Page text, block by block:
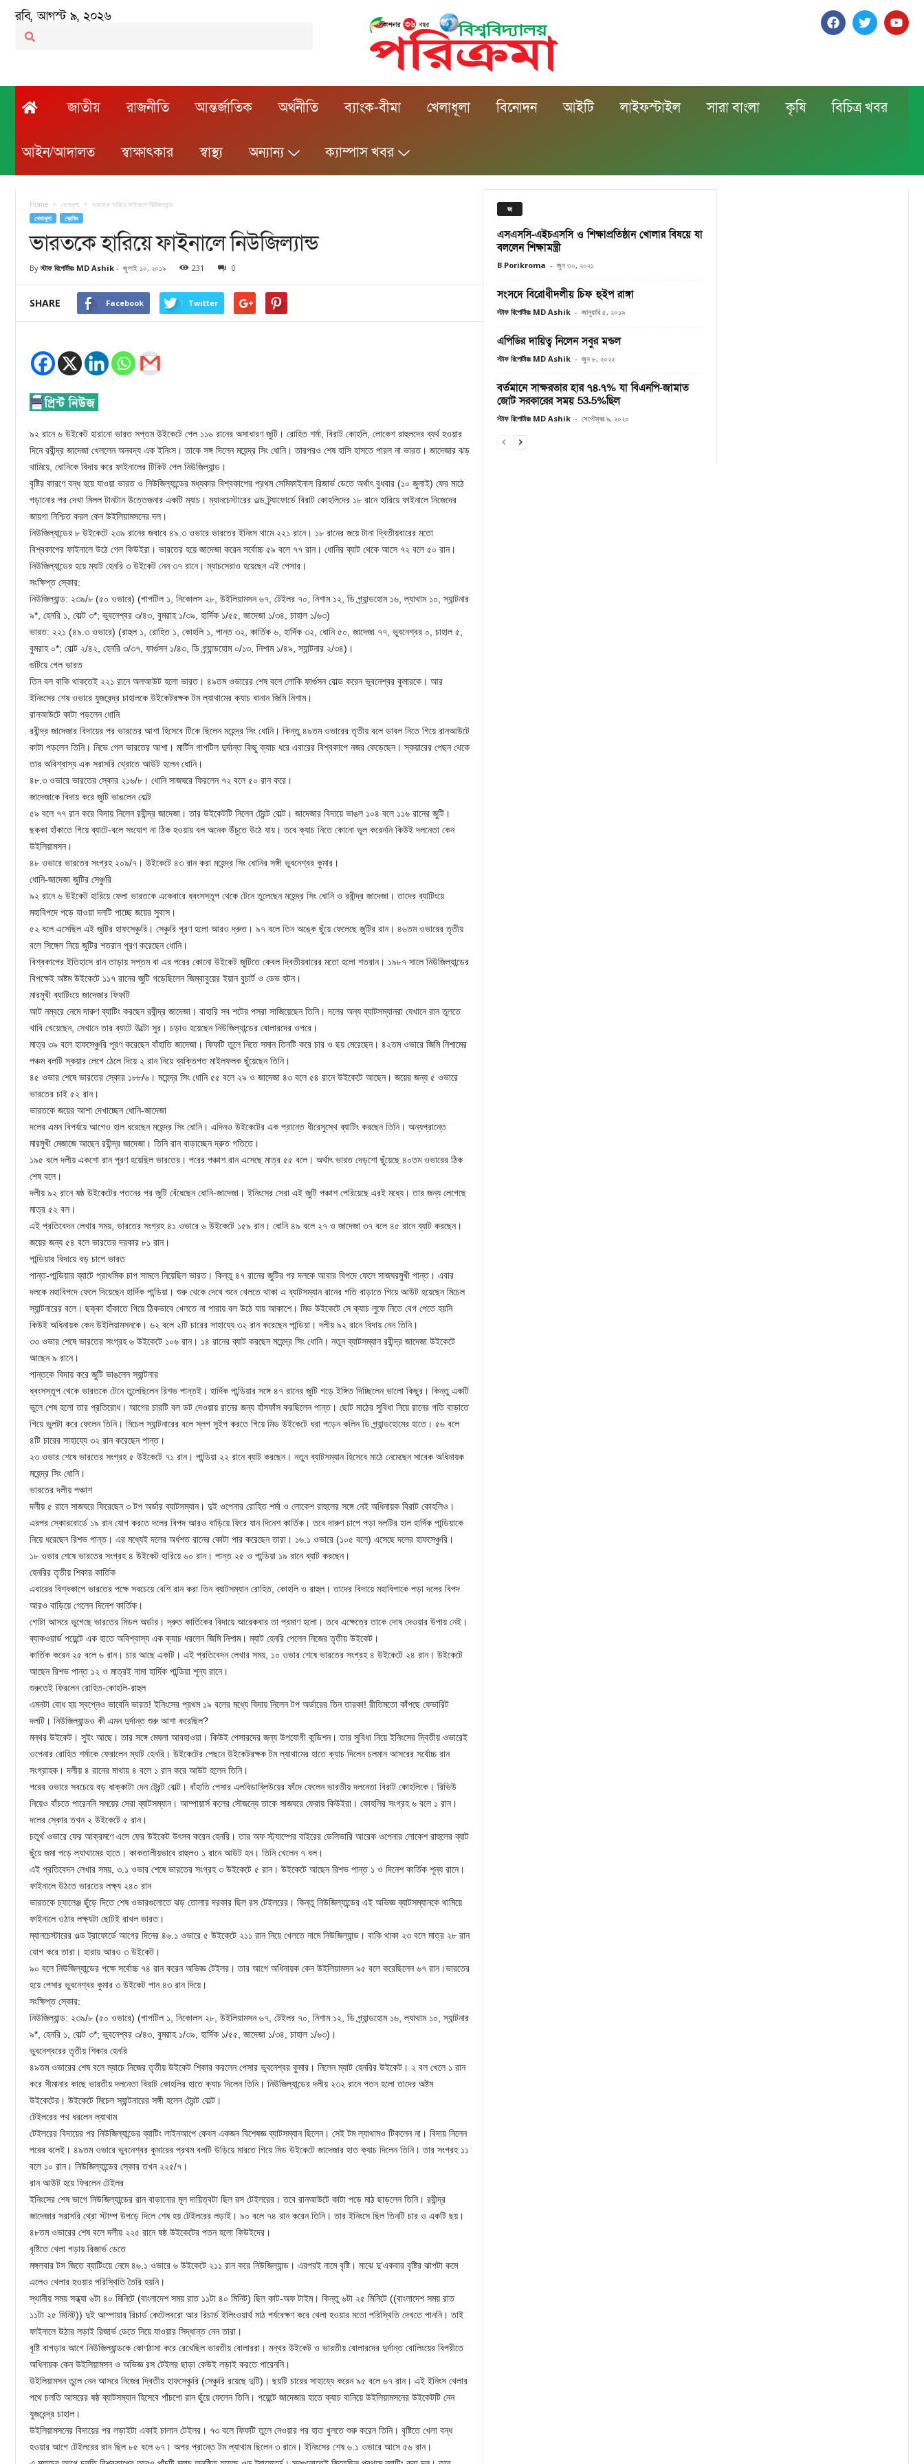
রবি, আগস্ট ৯, ২০২৬
জাতীয় রাজনীতি আন্তর্জাতিক অর্থনীতি ব্যাংক-বীমা খেলাধূলা বিনোদন আইটি লাইফস্টাইল সারা বাংলা কৃষি বিচিত্র খবর
আইন/আদালত স্বাক্ষাৎকার স্বাস্থ্য অন্যান্য ক্যাম্পাস খবর
Home খেলাধূলা ভারতকে হারিয়ে ফাইনালে নিউজিল্যান্ড
খেলাধূলা ব্রেকিং
ভারতকে হারিয়ে ফাইনালে নিউজিল্যান্ড
By স্টাফ রিপোর্টারঃ MD Ashik - জুলাই ১০, ২০১৯ 231 0
SHARE Facebook Twitter
৯২ রানে ৬ উইকেট হারানো ভারত সপ্তম উইকেটে পেল ১১৬ রানের অসাধারণ জুটি। রোহিত শর্মা, বিরাট কোহলি, লোকেশ রাহুলদের ব্যর্থ হওয়ার
দিনে রবীন্দ্র জাদেজা খেললেন অনবদ্য এক ইনিংস। তাকে সঙ্গ দিলেন মহেন্দ্র সিং ধোনি। তারপরও শেষ হাসি হাসতে পারল না ভারত। জাদেজার ঝড়
থামিয়ে, ধোনিকে বিদায় করে ফাইনালের টিকিট পেল নিউজিল্যান্ড।
বৃষ্টির কারণে বন্ধ হয়ে যাওয়া ভারত ও নিউজিল্যান্ডের মধ্যকার বিশ্বকাপের প্রথম সেমিফাইনাল রিজার্ভ ডেতে অর্থাৎ বুধবার (১০ জুলাই) ফের মাঠে
গড়ানোর পর দেখা মিলল টানটান উত্তেজনার একটি ম্যাচ। ম্যানচেস্টারের ওল্ড ট্র্যাফোর্ডে বিরাট কোহলিদের ১৮ রানে হারিয়ে ফাইনালে নিজেদের
জায়গা নিশ্চিত করল কেন উইলিয়ামসনের দল।
নিউজিল্যান্ডের ৮ উইকেটে ২৩৯ রানের জবাবে ৪৯.৩ ওভারে ভারতের ইনিংস থামে ২২১ রানে। ১৮ রানের জয়ে টানা দ্বিতীয়বারের মতো
বিশ্বকাপের ফাইনালে উঠে গেল কিউইরা। ভারতের হয়ে জাদেজা করেন সর্বোচ্চ ৫৯ বলে ৭৭ রান। ধোনির ব্যাট থেকে আসে ৭২ বলে ৫০ রান।
নিউজিল্যান্ডের হয়ে ম্যাট হেনরি ৩ উইকেট নেন ৩৭ রানে। ম্যাচসেরাও হয়েছেন এই পেসার।
সংক্ষিপ্ত স্কোর:
নিউজিল্যান্ড: ২৩৯/৮ (৫০ ওভারে) (গাপটিল ১, নিকোলস ২৮, উইলিয়ামসন ৬৭, টেইলর ৭০, নিশাম ১২, ডি গ্র্যান্ডহোম ১৬, ল্যাথাম ১০, স্যান্টনার
৯*, হেনরি ১, বোল্ট ৩*; ভুবনেশ্বর ৩/৪৩, বুমরাহ ১/৩৯, হার্দিক ১/৫৫, জাদেজা ১/৩৪, চাহাল ১/৬৩)
ভারত: ২২১ (৪৯.৩ ওভারে) (রাহুল ১, রোহিত ১, কোহলি ১, পান্ত ৩২, কার্তিক ৬, হার্দিক ৩২, ধোনি ৫০, জাদেজা ৭৭, ভুবনেশ্বর ০, চাহাল ৫,
বুমরাহ ০*; বোল্ট ২/৪২, হেনরি ৩/৩৭, ফার্গুসন ১/৪৩, ডি গ্র্যান্ডহোম ০/১৩, নিশাম ১/৪৯, স্যান্টনার ২/৩৪)।
গুটিয়ে গেল ভারত
তিন বল বাকি থাকতেই ২২১ রানে অলআউট হলো ভারত। ৪৯তম ওভারের শেষ বলে লোকি ফার্গুসন বোল্ড করেন ভুবনেশ্বর কুমারকে। আর
ইনিংসের শেষ ওভারে যুজবেন্দ্র চাহালকে উইকেটরক্ষক টম ল্যাথামের ক্যাচ বানান জিমি নিশাম।
রানআউটে কাটা পড়লেন ধোনি
রবীন্দ্র জাদেজার বিদায়ের পর ভারতের আশা হিসেবে টিকে ছিলেন মহেন্দ্র সিং ধোনি। কিন্তু ৪৯তম ওভারের তৃতীয় বলে ডাবল নিতে গিয়ে রানআউটে
কাটা পড়লেন তিনি। নিভে গেল ভারতের আশা। মার্টিন গাপটিল দুর্দান্ত কিছু ক্যাচ ধরে এবারের বিশ্বকাপে নজর কেড়েছেন। স্কয়ারের পেছন থেকে
তার অবিশ্বাস্য এক সরাসরি থ্রোতে আউট হলেন ধোনি।
৪৮.৩ ওভারে ভারতের স্কোর ২১৬/৮। ধোনি সাজঘরে ফিরলেন ৭২ বলে ৫০ রান করে।
জাদেজাকে বিদায় করে জুটি ভাঙলেন বোল্ট
৫৯ বলে ৭৭ রান করে বিদায় নিলেন রবীন্দ্র জাদেজা। তার উইকেটটি নিলেন ট্রেন্ট বোল্ট। জাদেজার বিদায়ে ভাঙল ১০৪ বলে ১১৬ রানের জুটি।
ছক্কা হাঁকাতে গিয়ে ব্যাটে-বলে সংযোগ না ঠিক হওয়ায় বল অনেক উঁচুতে উঠে যায়। তবে ক্যাচ নিতে কোনো ভুল করেননি কিউই দলনেতা কেন
উইলিয়ামসন।
৪৮ ওভারে ভারতের সংগ্রহ ২০৯/৭। উইকেটে ৪৩ রান করা মহেন্দ্র সিং ধোনির সঙ্গী ভুবনেশ্বর কুমার।
ধোনি-জাদেজা জুটির সেঞ্চুরি
৯২ রানে ৬ উইকেট হারিয়ে ফেলা ভারতকে একেবারে ধ্বংসস্তূপ থেকে টেনে তুলেছেন মহেন্দ্র সিং ধোনি ও রবীন্দ্র জাদেজা। তাদের ব্যাটিংয়ে
মহাবিপদে পড়ে যাওয়া দলটি পাচ্ছে জয়ের সুবাস।
৫২ বলে এসেছিল এই জুটির হাফসেঞ্চুরি। সেঞ্চুরি পূরণ হলো আরও দ্রুত। ৯৭ বলে তিন অঙ্কে ছুঁয়ে ফেলেছে জুটির রান। ৪৬তম ওভারের তৃতীয়
বলে সিঙ্গেল নিয়ে জুটির শতরান পূরণ করেছেন ধোনি।
বিশ্বকাপের ইতিহাসে রান তাড়ায় সপ্তম বা এর পরের কোনো উইকেট জুটিতে কেবল দ্বিতীয়বারের মতো হলো শতরান। ১৯৮৭ সালে নিউজিল্যান্ডের
বিপক্ষেই অষ্টম উইকেটে ১১৭ রানের জুটি গড়েছিলেন জিম্বাবুয়ের ইয়ান বুচার্ট ও ডেভ হটন।
মারমুখী ব্যাটিংয়ে জাদেজার ফিফটি
আট নম্বরে নেমে দারুণ ব্যাটিং করছেন রবীন্দ্র জাদেজা। বাহারি সব শটের পসরা সাজিয়েছেন তিনি। দলের অন্য ব্যাটসম্যানরা যেখানে রান তুলতে
খাবি খেয়েছেন, সেখানে তার ব্যাটে উল্টো সুর। চড়াও হয়েছেন নিউজিল্যান্ডের বোলারদের ওপরে।
মাত্র ৩৯ বলে হাফসেঞ্চুরি পূরণ করেছেন বাঁহাতি জাদেজা। ফিফটি তুলে নিতে সমান তিনটি করে চার ও ছয় মেরেছেন। ৪২তম ওভারে জিমি নিশামের
পঞ্চম বলটি স্কয়ার লেগে ঠেলে দিয়ে ২ রান নিয়ে ব্যক্তিগত মাইলফলক ছুঁয়েছেন তিনি।
৪৫ ওভার শেষে ভারতের স্কোর ১৮৮/৬। মহেন্দ্র সিং ধোনি ৫৫ বলে ২৯ ও জাদেজা ৪৩ বলে ৫৪ রানে উইকেটে আছেন। জয়ের জন্য ৫ ওভারে
ভারতের চাই ৫২ রান।
ভারতকে জয়ের আশা দেখাচ্ছেন ধোনি-জাদেজা
দলের এমন বিপর্যয়ে আগেও হাল ধরেছেন মহেন্দ্র সিং ধোনি। এদিনও উইকেটের এক প্রান্তে ধীরেসুস্থে ব্যাটিং করছেন তিনি। অন্যপ্রান্তে
মারমুখী মেজাজে আছেন রবীন্দ্র জাদেজা। তিনি রান বাড়াচ্ছেন দ্রুত গতিতে।
১৯৫ বলে দলীয় একশো রান পূরণ হয়েছিল ভারতের। পরের পঞ্চাশ রান এসেছে মাত্র ৫৫ বলে। অর্থাৎ ভারত দেড়শো ছুঁয়েছে ৪০তম ওভারের ঠিক
শেষ বলে।
দলীয় ৯২ রানে ষষ্ঠ উইকেটের পতনের পর জুটি বেঁধেছেন ধোনি-জাদেজা। ইনিংসের সেরা এই জুটি পঞ্চাশ পেরিয়েছে এরই মধ্যে। তার জন্য লেগেছে
মাত্র ৫২ বল।
এই প্রতিবেদন লেখার সময়, ভারতের সংগ্রহ ৪১ ওভারে ৬ উইকেটে ১৫৯ রান। ধোনি ৪৯ বলে ২৭ ও জাদেজা ৩৭ বলে ৪৫ রানে ব্যাট করছেন।
জয়ের জন্য ৫৪ বলে ভারতের দরকার ৮১ রান।
পান্ডিয়ার বিদায়ে বড় চাপে ভারত
পান্ত-পান্ডিয়ার ব্যাটে প্রাথমিক চাপ সামলে নিয়েছিল ভারত। কিন্তু ৪৭ রানের জুটির পর দলকে আবার বিপদে ফেলে সাজঘরমুখী পান্ত। এবার
দলকে মহাবিপদে ফেলে দিয়েছেন হার্দিক পান্ডিয়া। শুরু থেকে দেখে শুনে খেলতে থাকা এ ব্যাটসম্যান রানের গতি বাড়াতে গিয়ে আউট হয়েছেন মিচেল
স্যান্টনারের বলে। ছক্কা হাঁকাতে গিয়ে ঠিকভাবে খেলতে না পারায় বল উঠে যায় আকাশে। মিড উইকেটে সে ক্যাচ লুফে নিতে বেগ পেতে হয়নি
কিউই অধিনায়ক কেন উইলিয়ামসনকে। ৬২ বলে ২টি চারের সাহায্যে ৩২ রান করেছেন পান্ডিয়া। দলীয় ৯২ রানে বিদায় নেন তিনি।
৩৩ ওভার শেষে ভারতের সংগ্রহ ৬ উইকেটে ১০৬ রান। ১৪ রানের ব্যাট করছেন মহেন্দ্র সিং ধোনি। নতুন ব্যাটসম্যান রবীন্দ্র জাদেজা উইকেটে
আছেন ৯ রানে।
পান্তকে বিদায় করে জুটি ভাঙলেন স্যান্টনার
ধ্বংসস্তূপ থেকে ভারতকে টেনে তুলেছিলেন রিশভ পান্তই। হার্দিক পান্ডিয়ার সঙ্গে ৪৭ রানের জুটি গড়ে ইঙ্গিত দিচ্ছিলেন ভালো কিছুর। কিন্তু একটি
ভুলে শেষ হলো তার প্রতিরোধ। আগের চারটি বল ডট দেওয়ায় রানের জন্য হাঁসফাঁস করছিলেন পান্ত। ছোট মাঠের সুবিধা নিয়ে রানের গতি বাড়াতে
গিয়ে ভুলটা করে ফেলেন তিনি। মিচেল স্যান্টনারের বলে স্লগ সুইপ করতে গিয়ে মিড উইকেটে ধরা পড়েন কলিন ডি গ্র্যান্ডহোমের হাতে। ৫৬ বলে
৪টি চারের সাহায্যে ৩২ রান করেছেন পান্ত।
২৩ ওভার শেষে ভারতের সংগ্রহ ৫ উইকেটে ৭১ রান। পান্ডিয়া ২২ রানে ব্যাট করছেন। নতুন ব্যাটসম্যান হিসেবে মাঠে নেমেছেন সাবেক অধিনায়ক
মহেন্দ্র সিং ধোনি।
ভারতের দলীয় পঞ্চাশ
দলীয় ৫ রানে সাজঘরে ফিরেছেন ৩ টপ অর্ডার ব্যাটসম্যান। দুই ওপেনার রোহিত শর্মা ও লোকেশ রাহুলের সঙ্গে নেই অধিনায়ক বিরাট কোহলিও।
এরপর স্কোরবোর্ডে ১৯ রান যোগ করতে দলের বিপদ আরও বাড়িয়ে ফিরে যান দিনেশ কার্তিক। তবে দারুণ চাপে পড়া দলটির হাল হার্দিক পান্ডিয়াকে
নিয়ে ধরেছেন রিশভ পান্ত। এর মধ্যেই দলের অর্ধশত রানের কোটা পার করেছেন তারা। ১৬.১ ওভারে (১০৫ বলে) এসেছে দলের হাফসেঞ্চুরি।
১৮ ওভার শেষে ভারতের সংগ্রহ ৪ উইকেট হারিয়ে ৬০ রান। পান্ত ২৫ ও পান্ডিয়া ১৯ রানে ব্যাট করছেন।
হেনরির তৃতীয় শিকার কার্তিক
এবারের বিশ্বকাপে ভারতের পক্ষে সবচেয়ে বেশি রান করা তিন ব্যাটসম্যান রোহিত, কোহলি ও রাহুল। তাদের বিদায়ে মহাবিপাকে পড়া দলের বিপদ
আরও বাড়িয়ে গেলেন দিনেশ কার্তিক।
গোটা আসরে ভুগেছে ভারতের মিডল অর্ডার। দ্রুত কার্তিকের বিদায়ে আরেকবার তা প্রমাণ হলো। তবে এক্ষেত্রে তাকে দোষ দেওয়ার উপায় নেই।
ব্যাকওয়ার্ড পয়েন্টে এক হাতে অবিশ্বাস্য এক ক্যাচ ধরলেন জিমি নিশাম। ম্যাট হেনরি পেলেন নিজের তৃতীয় উইকেট।
কার্তিক করেন ২৫ বলে ৬ রান। চার আছে একটি। এই প্রতিবেদন লেখার সময়, ১০ ওভার শেষে ভারতের সংগ্রহ ৪ উইকেটে ২৪ রান। উইকেটে
আছেন রিশভ পান্ত ১২ ও মাত্রই নামা হার্দিক পান্ডিয়া শূন্য রানে।
শুরুতেই ফিরলেন রোহিত-কোহলি-রাহুল
এমনটা বোধ হয় স্বপ্নেও ভাবেনি ভারত! ইনিংসের প্রথম ১৯ বলের মধ্যে বিদায় নিলেন টপ অর্ডারের তিন তারকা! রীতিমতো কাঁপছে ফেভারিট
দলটি। নিউজিল্যান্ডও কী এমন দুর্দান্ত শুরু আশা করেছিল?
মন্থর উইকেট। সুইং আছে। তার সঙ্গে মেঘলা আবহাওয়া। কিউই পেসারদের জন্য উপযোগী কন্ডিশন। তার সুবিধা নিয়ে ইনিংসের দ্বিতীয় ওভারেই
ওপেনার রোহিত শর্মাকে ফেরালেন ম্যাট হেনরি। উইকেটের পেছনে উইকেটরক্ষক টম ল্যাথামের হাতে ক্যাচ দিলেন চলমান আসরের সর্বোচ্চ রান
সংগ্রাহক। দলীয় ৪ রানের মাথায় ৪ বলে ১ রান করে আউট হলেন তিনি।
পরের ওভারে সবচেয়ে বড় ধাক্কাটা দেন ট্রেন্ট বোল্ট। বাঁহাতি পেসার এলবিডাব্লিউয়ের ফাঁদে ফেলেন ভারতীয় দলনেতা বিরাট কোহলিকে। রিভিউ
নিয়েও বাঁচতে পারেননি সময়ের সেরা ব্যাটসম্যান। আম্পায়ার্স কলের সৌজন্যে তাকে সাজঘরে ফেরায় কিউইরা। কোহলির সংগ্রহ ৬ বলে ১ রান।
দলের স্কোর তখন ২ উইকেটে ৫ রান।
চতুর্থ ওভারে ফের আক্রমণে এসে ফের উইকেট উৎসব করেন হেনরি। তার অফ স্ট্যাম্পের বাইরের ডেলিভারি আরেক ওপেনার লোকেশ রাহুলের ব্যাট
ছুঁয়ে জমা পড়ে ল্যাথামের হাতে। কাকতালীয়ভাবে রাহুলও ১ রানে আউট হন। তিনি খেলেন ৭ বল।
এই প্রতিবেদন লেখার সময়, ৩.১ ওভার শেষে ভারতের সংগ্রহ ৩ উইকেটে ৫ রান। উইকেটে আছেন রিশভ পান্ত ১ ও দিনেশ কার্তিক শূন্য রানে।
ফাইনালে উঠতে ভারতের লক্ষ্য ২৪০ রান
ভারতকে চ্যালেঞ্জ ছুঁড়ে দিতে শেষ ওভারগুলোতে ঝড় তোলার দরকার ছিল রস টেইলরের। কিন্তু নিউজিল্যান্ডের এই অভিজ্ঞ ব্যাটসম্যানকে থামিয়ে
ফাইনালে ওঠার লক্ষ্যটা ছোটই রাখল ভারত।
ম্যানচেস্টারের ওল্ড ট্রাফোর্ডে আগের দিনের ৪৬.১ ওভারে ৫ উইকেটে ২১১ রান নিয়ে খেলতে নামে নিউজিল্যান্ড। বাকি থাকা ২৩ বলে মাত্র ২৮ রান
যোগ করে তারা। হারায় আরও ৩ উইকেট।
৯০ বলে নিউজিল্যান্ডের পক্ষে সর্বোচ্চ ৭৪ রান করেন অভিজ্ঞ টেইলর। তার আগে অধিনায়ক কেন উইলিয়ামসন ৯৫ বলে করেছিলেন ৬৭ রান।ভারতের
হয়ে পেসার ভুবনেশ্বর কুমার ৩ উইকেট পান ৪৩ রান দিয়ে।
সংক্ষিপ্ত স্কোর:
নিউজিল্যান্ড: ২৩৯/৮ (৫০ ওভারে) (গাপটিল ১, নিকোলস ২৮, উইলিয়ামসন ৬৭, টেইলর ৭০, নিশাম ১২, ডি গ্র্যান্ডহোম ১৬, ল্যাথাম ১০, স্যান্টনার
৯*, হেনরি ১, বোল্ট ৩*; ভুবনেশ্বর ৩/৪৩, বুমরাহ ১/৩৯, হার্দিক ১/৫৫, জাদেজা ১/৩৪, চাহাল ১/৬৩)।
ভুবনেশ্বরের তৃতীয় শিকার হেনরি
৪৯তম ওভারের শেষ বলে ম্যাচে নিজের তৃতীয় উইকেট শিকার করলেন পেসার ভুবনেশ্বর কুমার। নিলেন ম্যাট হেনরির উইকেট। ২ বল খেলে ১ রান
করে সীমানার কাছে ভারতীয় দলনেতা বিরাট কোহলির হাতে ক্যাচ দিলেন তিনি। নিউজিল্যান্ডের দলীয় ২৩২ রানে পতন হলো তাদের অষ্টম
উইকেটের। উইকেটে মিচেল স্যান্টনারের সঙ্গী হলেন ট্রেন্ট বোল্ট।
টেইলরের পথ ধরলেন ল্যাথাম
টেইলরের বিদায়ের পর নিউজিল্যান্ডের ব্যাটিং লাইনআপে কেবল একজন বিশেষজ্ঞ ব্যাটসম্যান ছিলেন। সেই টম ল্যাথামও টিকলেন না। বিদায় নিলেন
পরের বলেই। ৪৯তম ওভারে ভুবনেশ্বর কুমারের প্রথম বলটি উড়িয়ে মারতে গিয়ে মিড উইকেটে জাদেজার হাত ক্যাচ দিলেন তিনি। তার সংগ্রহ ১১
বলে ১০ রান। নিউজিল্যান্ডের স্কোর তখন ২২৫/৭।
রান আউট হয়ে ফিরলেন টেইলর
ইনিংসের শেষ ভাগে নিউজিল্যান্ডের রান বাড়ানোর মূল দায়িত্বটা ছিল রস টেইলরের। তবে রানআউটে কাটা পড়ে মাঠ ছাড়লেন তিনি। রবীন্দ্র
জাদেজার সরাসরি থ্রো স্টাম্প উপড়ে দিলে শেষ হয় টেইলরের লড়াই। ৯০ বলে ৭৪ রান করেন তিনি। তার ইনিংসে ছিল তিনটি চার ও একটি ছয়।
৪৮তম ওভারের শেষ বলে দলীয় ২২৫ রানে ষষ্ঠ উইকেটের পতন হলো কিউইদের।
বৃষ্টিতে খেলা গড়ায় রিজার্ভ ডেতে
মঙ্গলবার টস জিতে ব্যাটিংয়ে নেমে ৪৬.১ ওভারে ৬ উইকেটে ২১১ রান করে নিউজিল্যান্ড। এরপরই নামে বৃষ্টি। মাঝে দু’একবার বৃষ্টির ঝাপটা কমে
এলেও খেলার হওয়ার পরিস্থিতি তৈরি হয়নি।
স্থানীয় সময় সন্ধ্যা ৬টা ৪০ মিনিটে (বাংলাদেশ সময় রাত ১১টা ৪০ মিনিট) ছিল কাট-অফ টাইম। কিন্তু ৬টা ২৫ মিনিটে ((বাংলাদেশ সময় রাত
১১টা ২৫ মিনিট)) দুই আম্পায়ার রিচার্ড কেটেলবরো আর রিচার্ড ইলিংওয়ার্থ মাঠ পর্যবেক্ষণ করে খেলা হওয়ার মতো পরিস্থিতি দেখতে পাননি। তাই
ফাইনালে উঠার লড়াই রিজার্ভ ডেতে নিয়ে যাওয়ার সিদ্ধান্ত নেন তারা।
বৃষ্টি বাগড়ার আগে নিউজিল্যান্ডকে কোণঠাসা করে রেখেছিল ভারতীয় বোলাররা। মন্থর উইকেট ও ভারতীয় বোলারদের দুর্দান্ত বোলিংয়ের বিপরীতে
অধিনায়ক কেন উইলিয়ামসন ও অভিজ্ঞ রস টেইলর ছাড়া কেউই লড়াই করতে পারেননি।
উইলিয়ামসন তুলে নেন আসরে নিজের দ্বিতীয় হাফসেঞ্চুরি (সেঞ্চুরি রয়েছে দুটি)। ছয়টি চারের সাহায্যে করেন ৯৫ বলে ৬৭ রান। এই ইনিংস খেলার
পথে চলতি আসরের ষষ্ঠ ব্যাটসম্যান হিসেবে পাঁচশো রান ছুঁয়ে ফেলেন তিনি। পয়েন্টে জাদেজার হাতে ক্যাচ বানিয়ে উইলিয়ামসনের উইকেটটি নেন
যুজবেন্দ্র চাহাল।
উইলিয়ামসনের বিদায়ের পর লড়াইটা একাই চালান টেইলর। ৭৩ বলে ফিফটি তুলে নেওয়ার পর হাত খুলতে শুরু করেন তিনি। বৃষ্টিতে খেলা বন্ধ
হওয়ার আগে টেইলরের রান ছিল ৮৫ বলে ৬৭। অপর প্রান্তে টম ল্যাথাম ছিলেন ৩ রানে। ইনিংসের শেষ ৬.১ ওভারে আসে ৫৬ রান।
জ
এসএসসি-এইচএসসি ও শিক্ষাপ্রতিষ্ঠান খোলার বিষয়ে যা
বললেন শিক্ষামন্ত্রী
B Porikroma - জুন ৩০, ২০২১
সংসদে বিরোধীদলীয় চিফ হুইপ রাঙ্গা
স্টাফ রিপোর্টারঃ MD Ashik - জানুয়ারি ৫, ২০১৯
এপিডির দায়িত্ব নিলেন সবুর মন্ডল
স্টাফ রিপোর্টারঃ MD Ashik - জুন ৮, ২০২২
বর্তমানে সাক্ষরতার হার ৭৪.৭% যা বিএনপি-জামাত
জোট সরকারের সময় 53.5%ছিল
স্টাফ রিপোর্টারঃ MD Ashik - সেপ্টেম্বর ৯, ২০২০